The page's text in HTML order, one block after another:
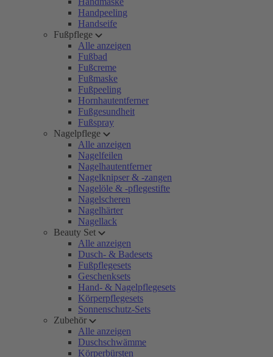
Handpeeling
Handseife
Fußpflege
Alle anzeigen
Fußbad
Fußcreme
Fußmaske
Fußpeeling
Hornhautentferner
Fußgesundheit
Fußspray
Nagelpflege
Alle anzeigen
Nagelfeilen
Nagelhautentferner
Nagelknipser & -zangen
Nagelöle & -pflegestifte
Nagelscheren
Nagelhärter
Nagellack
Beauty Set
Alle anzeigen
Dusch- & Badesets
Fußpflegesets
Geschenksets
Hand- & Nagelpflegesets
Körperpflegesets
Sonnenschutz-Sets
Zubehör
Alle anzeigen
Duschschwämme
Körperbürsten